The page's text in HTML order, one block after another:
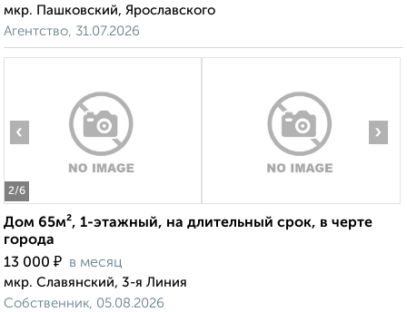
мкр. Пашковский, Ярославского
Агентство, 31.07.2026
2/6
‹ ›
Дом 65м², 1-этажный, на длительный срок, в черте
города
13 000 ₽ в месяц
мкр. Славянский, 3-я Линия
Собственник, 05.08.2026